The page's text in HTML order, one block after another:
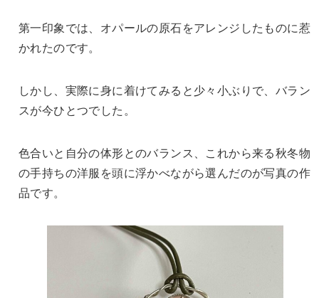
第一印象では、オパールの原石をアレンジしたものに惹
かれたのです。
しかし、実際に身に着けてみると少々小ぶりで、バラン
スが今ひとつでした。
色合いと自分の体形とのバランス、これから来る秋冬物
の手持ちの洋服を頭に浮かべながら選んだのが写真の作
品です。